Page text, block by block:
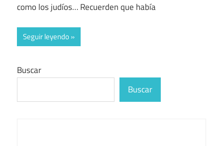
como los judíos… Recuerden que había
Seguir leyendo
Buscar
Buscar